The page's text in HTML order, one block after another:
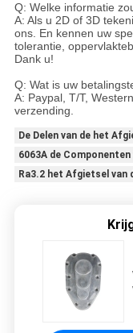
Q: Welke informatie
A: Als u 2D of 3D
ons. En kennen uw
tolerantie,
Dank u!
Q: Wat is uw
A: Paypal, T/T,
verzending.
De Delen van de het
6063A de
Ra3.2 het Afgietsel